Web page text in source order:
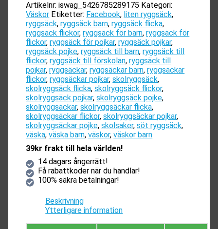
mängd
Artikelnr:iswag_5426785289175 Kategori:
Väskor Etiketter: Facebook, liten ryggsäck,
ryggsäck,ryggsäck barn,ryggsäck flicka,
ryggsäck flickor,ryggsäck för barn,ryggsäck för
flickor,ryggsäck för pojkar,ryggsäck pojkar,
ryggsäck pojke,ryggsäck till barn,ryggsäck till
flickor,ryggsäck till förskolan,ryggsäck till
pojkar,ryggsäckar,ryggsäckar barn,ryggsäckar
flickor,ryggsäckar pojkar,skolryggsäck,
skolryggsäck flicka,skolryggsäck flickor,
skolryggsäck pojkar,skolryggsäck pojke,
skolryggsäckar,skolryggsäckar flicka,
skolryggsäckar flickor,skolryggsäckar pojkar,
skolryggsäckar pojke,skolsaker,söt ryggsäck,
väska,väska barn,väskor,väskor barn
39kr frakt till hela världen!
14 dagars ångerrätt!
Få rabattkoder när du handlar!
100% säkra betalningar!
Beskrivning
Ytterligare information